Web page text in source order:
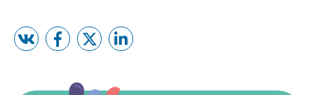
ПОЛЕЗНОЕ
ПОДДЕРЖКА